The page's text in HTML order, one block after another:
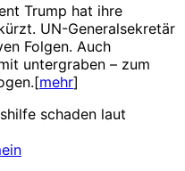
Trump hat ihre
UN-Generalsekretär
Folgen. Auch
untergraben – zum
mehr]
schaden laut